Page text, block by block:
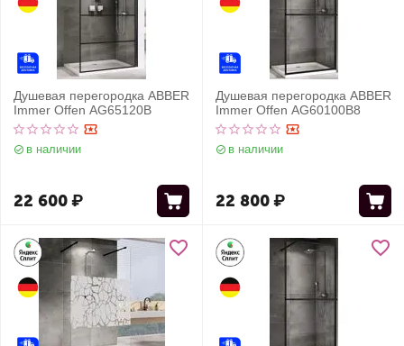
Душевая перегородка ABBER
Immer Offen AG65120B
в наличии
22 600₽
Душевая перегородка ABBER
Immer Offen AG60100B8
в наличии
22 800₽